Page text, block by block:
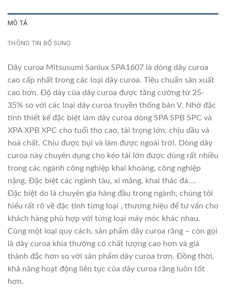
MÔ TẢ
THÔNG TIN BỔ SUNG
Dây curoa Mitsusumi Sanlux SPA1607 là dòng dây curoa
cao cấp nhất trong các loại dây curoa. Tiêu chuẩn sản xuất
cao hơn. Độ dày của dây curoa được tăng cường từ 25-
35% so với các loại dây curoa truyền thống bản V. Nhờ đặc
tính thiết kế đặc biệt làm dây curoa dòng SPA SPB SPC và
XPA XPB XPC cho tuổi thọ cao, tải trọng lớn, chịu dầu và
hoá chất. Chịu được bụi và làm được ngoài trời. Dòng dây
curoa này chuyên dụng cho kéo tải lớn được dùng rất nhiều
trong các ngành công nghiệp khai khoáng, công nghiệp
nặng. Đặc biệt các ngành tàu, xi măng, khai thác đá….
Đặc biệt do là chuyên gia hàng đầu trong ngành, chúng tôi
hiểu rất rõ về đặc tính từng loại , thương hiệu để tư vấn cho
khách hàng phù hợp với từng loại máy móc khác nhau.
Cùng một loại quy cách, sản phẩm dây curoa răng – còn gọi
là dây curoa khía thường có chất lượng cao hơn và giá
thành đắc hơn so với sản phẩm dây curoa trơn. Đồng thời,
khả năng hoạt động liên tục của dây curoa răng luôn tốt
hơn.